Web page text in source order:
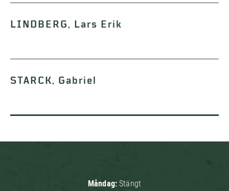
LINDBERG, Lars Erik
STARCK, Gabriel
Måndag:Stängt